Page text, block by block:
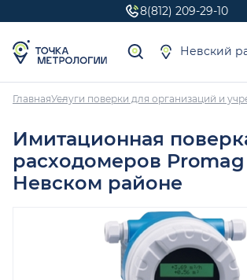
8(812) 209-29-10
Невский
ГлавнаяУслуги поверки для организаций и
Имитационная
расходомеров
Невском районе